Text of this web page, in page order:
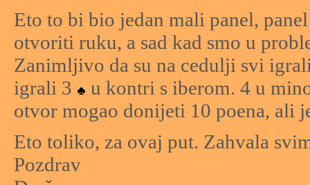
Eto to bi bio jedan mali panel,
otvoriti ruku, a sad kad smo u
Zanimljivo da su na cedulji svi
igrali 3
u kontri s iberom. 4 u
otvor mogao donijeti 10 poena, ali
Eto toliko, za ovaj put. Zahvala
Pozdrav